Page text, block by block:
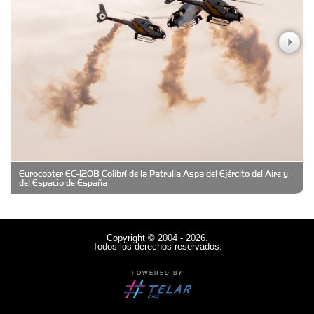
Casa Berta
Clima Castelar
CONSERVAS YAMASIRO
Cubanico´s - Cubanitos Rellenos!
Denisi Market
Eurocopter EC-120B Colibrí de la Patrulla Aspa del Ejército del Aire y
del Espacio de España
Copyright © 2004 - 2026.
Todos los derechos reservados.
POWERED BY